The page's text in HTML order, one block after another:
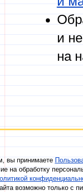
и
на
вы принимаете
на обработку
возможно только с